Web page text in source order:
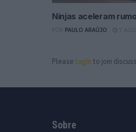
Ninjas aceleram
PAULO ARAÚJO 7
Please login to join
Sobre